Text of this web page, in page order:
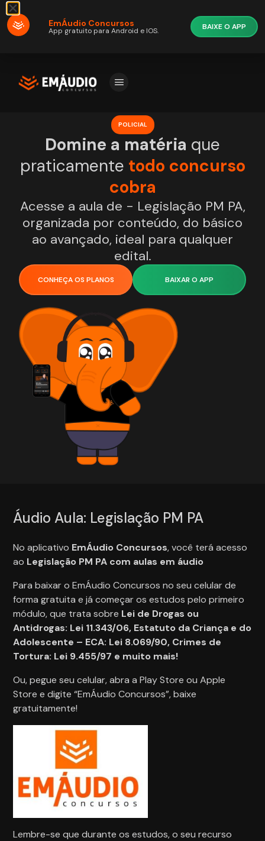
POLICIAL
Domine a matéria que
praticamente todo concurso
cobra
Acesse a aula de - Legislação PM PA,
organizada por conteúdo, do básico
ao avançado, ideal para qualquer
edital.
CONHEÇA OS PLANOS BAIXAR O APP
Áudio Aula: Legislação PM PA
No aplicativo EmÁudio Concursos, você terá acesso
ao Legislação PM PA com aulas em áudio
Para baixar o EmÁudio Concursos no seu celular de
forma gratuita e já começar os estudos pelo primeiro
módulo, que trata sobre Lei de Drogas ou
Antidrogas: Lei 11.343/06, Estatuto da Criança e do
Adolescente – ECA: Lei 8.069/90, Crimes de
Tortura: Lei 9.455/97 e muito mais!
Ou, pegue seu celular, abra a Play Store ou Apple
Store e digite “EmÁudio Concursos”, baixe
gratuitamente!
Lembre-se que durante os estudos, o seu recurso
EmÁudio Concursos
App gratuito para Android e IOS. BAIXE O APP